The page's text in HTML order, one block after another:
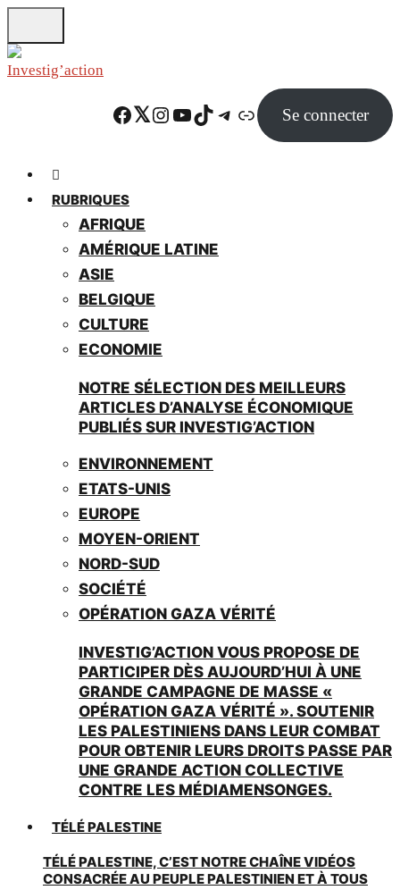
to
main
Facebook Twitter Instagram YouTube TikTok Telegram Lien Se connecter
RUBRIQUES
AFRIQUE
AMÉRIQUE LATINE
ASIE
BELGIQUE
CULTURE
ECONOMIE
NOTRE SÉLECTION DES MEILLEURS
ARTICLES D’ANALYSE ÉCONOMIQUE
PUBLIÉS SUR INVESTIG’ACTION
ENVIRONNEMENT
ETATS-UNIS
EUROPE
MOYEN-ORIENT
NORD-SUD
SOCIÉTÉ
OPÉRATION GAZA VÉRITÉ
INVESTIG’ACTION VOUS PROPOSE DE
PARTICIPER DÈS AUJOURD’HUI À UNE
GRANDE CAMPAGNE DE MASSE «
OPÉRATION GAZA VÉRITÉ ». SOUTENIR
LES PALESTINIENS DANS LEUR COMBAT
POUR OBTENIR LEURS DROITS PASSE PAR
UNE GRANDE ACTION COLLECTIVE
CONTRE LES MÉDIAMENSONGES.
TÉLÉ PALESTINE
TÉLÉ PALESTINE, C’EST NOTRE CHAÎNE VIDÉOS
CONSACRÉE AU PEUPLE PALESTINIEN ET À TOUS